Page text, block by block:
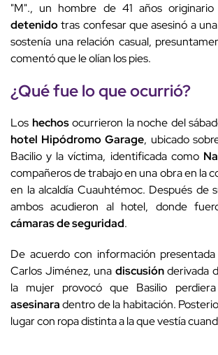
"M"., un hombre de 41 años
detenidotras confesar que asesinó a
sostenía una relación casual,
comentó que le olían los pies.
¿Qué fue lo que ocurrió?
Los hechosocurrieron la noche del
hotel Hipódromo Garage, ubicado
Bacilio y la víctima, identificada como
compañeros de trabajo en una obra en la
en la alcaldía Cuauhtémoc. Después de
ambos acudieron al hotel, donde
cámaras de seguridad.
De acuerdo con información
Carlos Jiménez, una discusiónderivada
la mujer provocó que Basilio
asesinaradentro de la habitación.
lugar con ropa distinta a la que vestía